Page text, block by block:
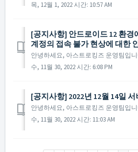
목, 12월 1, 2022 시간: 10:57 AM
[공지사항] 안드로이드 12 환경
계정의 접속 불가 현상에 대한
수, 11월 30, 2022 시간: 6:08 PM
[공지사항] 2022년 12월 14일
수, 11월 30, 2022 시간: 11:03 AM